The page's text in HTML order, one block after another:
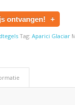
ontvangen! +
Tag:Aparici Glaciar